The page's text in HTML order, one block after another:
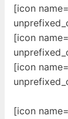
[icon
[icon
[icon
[icon